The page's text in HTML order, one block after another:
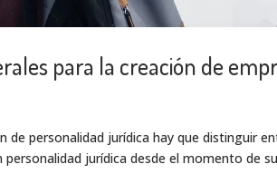
para la creación de
de personalidad jurídica hay que distinguir
jurídica desde el momento de